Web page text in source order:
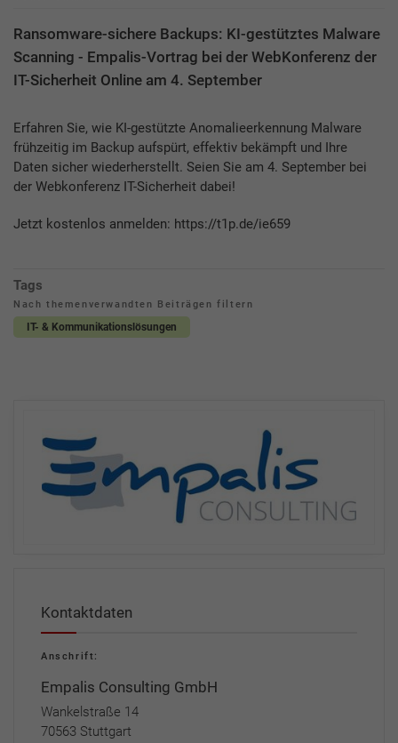
Ransomware-sichere Backups: KI-gestütztes Malware
Scanning - Empalis-Vortrag bei der WebKonferenz der
IT-Sicherheit Online am 4. September
Erfahren Sie, wie KI-gestützte Anomalieerkennung Malware
frühzeitig im Backup aufspürt, effektiv bekämpft und Ihre
Daten sicher wiederherstellt. Seien Sie am 4. September bei
der Webkonferenz IT-Sicherheit dabei!
Jetzt kostenlos anmelden: https://t1p.de/ie659
Tags
Nach themenverwandten Beiträgen filtern
IT- & Kommunikationslösungen
Kontaktdaten
Anschrift:
Empalis Consulting GmbH
Wankelstraße 14
70563 Stuttgart